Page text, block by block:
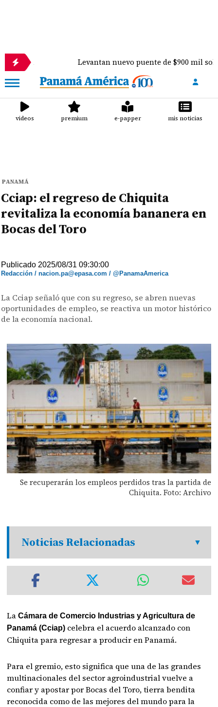
Levantan nuevo puente de $900 mil sobre el río
videos premium e-papper mis noticias
PANAMÁ
Cciap: el regreso de Chiquita
revitaliza la economía bananera en
Bocas del Toro
Publicado 2025/08/31 09:30:00
Redacción / nacion.pa@epasa.com / @PanamaAmerica
La Cciap señaló que con su regreso, se abren nuevas
oportunidades de empleo, se reactiva un motor histórico
de la economía nacional.
Se recuperarán los empleos perdidos tras la partida de
Chiquita. Foto: Archivo
Noticias Relacionadas
LaCámara de Comercio Industrias y Agricultura de
Panamá (Cciap) celebra el acuerdo alcanzado con
Chiquita para regresar a producir en Panamá.
Para el gremio, esto significa que una de las grandes
multinacionales del sector agroindustrial vuelve a
confiar y apostar por Bocas del Toro, tierra bendita
reconocida como de las mejores del mundo para la